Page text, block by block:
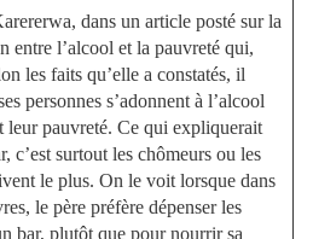
dans un article posté sur la
entre l’alcool et la pauvreté qui,
les faits qu’elle a constatés, il
personnes s’adonnent à l’alcool
leur pauvreté. Ce qui expliquerait
c’est surtout les chômeurs ou les
le plus. On le voit lorsque dans
le père préfère dépenser les
bar, plutôt que pour nourrir sa